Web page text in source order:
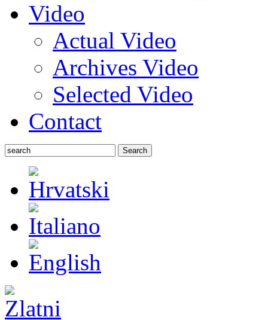
Video
Actual Video
Archives Video
Selected Video
Contact
Search